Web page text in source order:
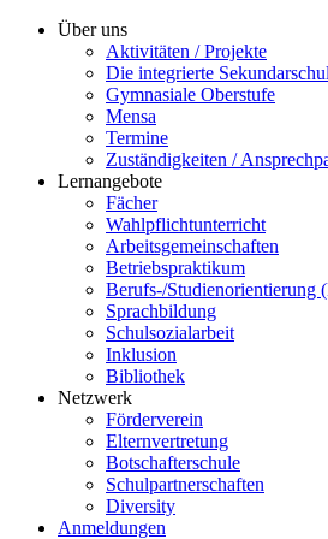
Über uns
Aktivitäten / Projekte
Die integrierte
Gymnasiale Oberstufe
Mensa
Termine
Zuständigkeiten /
Lernangebote
Fächer
Wahlpflichtunterricht
Arbeitsgemeinschaften
Betriebspraktikum
Berufs-/Studienorientierung
Sprachbildung
Schulsozialarbeit
Inklusion
Bibliothek
Netzwerk
Förderverein
Elternvertretung
Botschafterschule
Schulpartnerschaften
Diversity
Anmeldungen